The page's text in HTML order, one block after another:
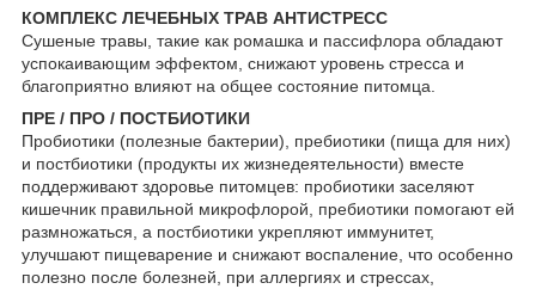
КОМПЛЕКС ЛЕЧЕБНЫХ ТРАВ АНТИСТРЕСС
Сушеные травы, такие как ромашка и пассифлора обладают
успокаивающим эффектом, снижают уровень стресса и
благоприятно влияют на общее состояние питомца.
ПРЕ / ПРО / ПОСТБИОТИКИ
Пробиотики (полезные бактерии), пребиотики (пища для них)
и постбиотики (продукты их жизнедеятельности) вместе
поддерживают здоровье питомцев: пробиотики заселяют
кишечник правильной микрофлорой, пребиотики помогают ей
размножаться, а постбиотики укрепляют иммунитет,
улучшают пищеварение и снижают воспаление, что особенно
полезно после болезней, при аллергиях и стрессах,